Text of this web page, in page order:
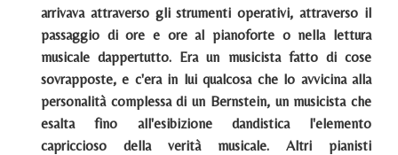
arrivava attraverso gli strumenti operativi, attraverso il
passaggio di ore e ore al pianoforte o nella lettura
musicale dappertutto. Era un musicista fatto di cose
sovrapposte, e c'era in lui qualcosa che lo avvicina alla
personalità complessa di un Bernstein, un musicista che
esalta fino all'esibizione dandistica l'elemento
capriccioso della verità musicale. Altri pianisti